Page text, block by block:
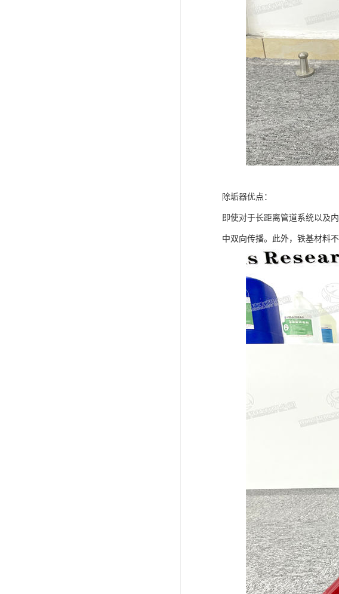
除垢器优点：
即使对于长距离管道系统以及
中双向传播。此外，铁基材料